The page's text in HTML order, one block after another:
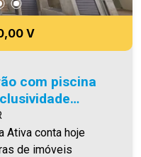
V
com piscina
de imóveis